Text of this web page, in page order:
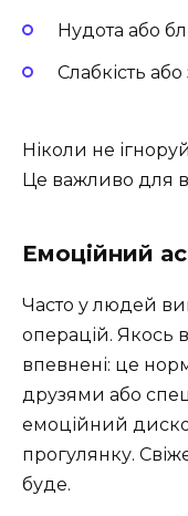
Нудота або
Слабкість
Ніколи не
Це важливо для
Емоційний
Часто у людей
операцій. Якось
впевнені: це
друзями або
емоційний
прогулянку.
буде.